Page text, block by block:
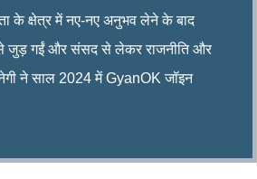
के क्षेत्र में नए-नए अनुभव लेने के बाद
से जुड़ गईं और संसद से लेकर राजनीति और
नेगी ने साल 2024 में GyanOK जॉइन